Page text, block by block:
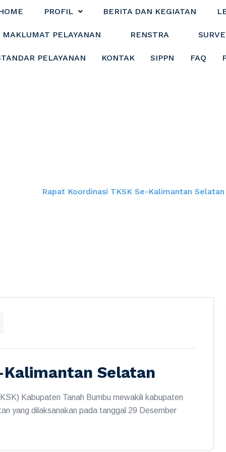
PROFIL BERITA DAN KEGIATAN
MAKLUMAT PELAYANAN RENSTRA
PELAYANAN KONTAK SIPPN FAQ
Rapat Koordinasi TKSK Se-Kalimantan Selatan
Kalimantan Selatan
Kabupaten Tanah Bumbu mewakili kabupaten
yang dilaksanakan pada tanggal 29 Desember